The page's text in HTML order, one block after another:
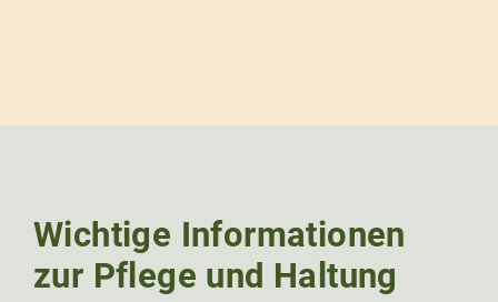
Wichtige Informationen
zur Pflege und Haltung